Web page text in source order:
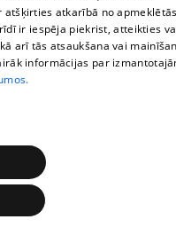
00:45:52
salikums "modes
atšķirties atkarībā no
ir iespēja piekrist, atteikties
arī tās atsaukšana vai
informācijas par